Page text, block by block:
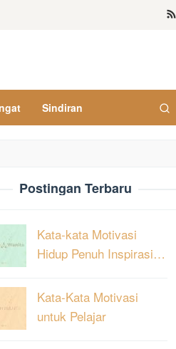
Sindiran
Postingan Terbaru
Kata-kata Motivasi
Hidup Penuh Inspirasi…
Kata-Kata Motivasi
untuk Pelajar